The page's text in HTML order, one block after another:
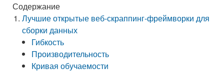
Содержание
Лучшие открытые веб-скраппинг-фреймворки для
сборки данных
Гибкость
Производительность
Кривая обучаемости